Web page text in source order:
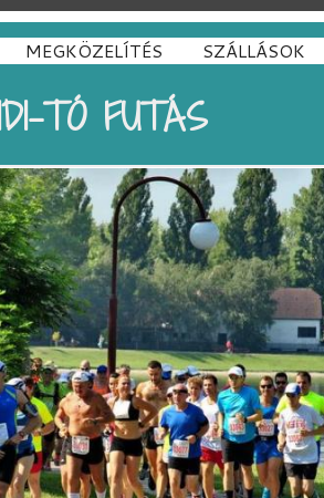
MEGKÖZELÍTÉS SZÁLLÁSOK
TÓ FUTÁS